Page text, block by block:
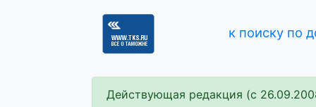
к поиску по
Действующая редакция (с